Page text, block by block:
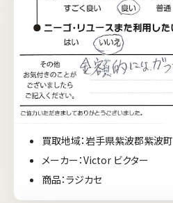
買取地域：岩手県紫波郡紫波町
メーカー：Victor ビクター
商品：ラジカセ